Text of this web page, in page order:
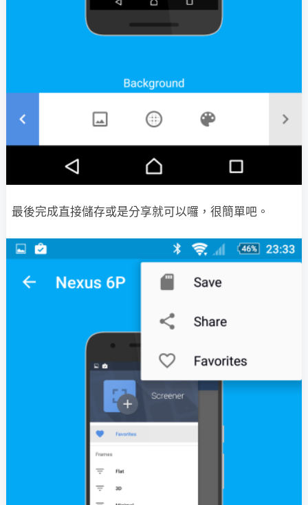
最後完成直接儲存或是分享就可以囉，很簡單吧。